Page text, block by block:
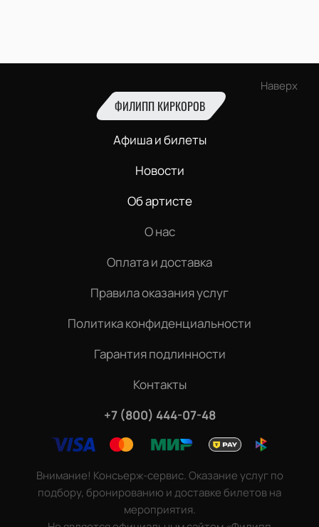
Наверх
ФИЛИПП КИРКОРОВ
Афиша и билеты
Новости
Об артисте
О нас
Оплата и доставка
Правила оказания услуг
Политика конфиденциальности
Гарантия подлинности
Контакты
+7 (800) 444-07-48
Внимание! Консьерж-сервис. Оказание услуг по
подбору, бронированию и доставке билетов на
мероприятия.